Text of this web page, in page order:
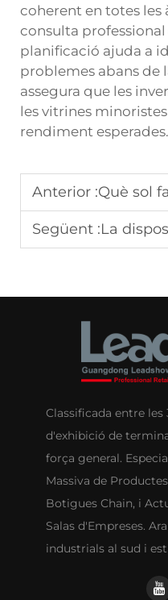
coherent en totes les
consulta professional
planificació ajuda a
problemes abans de
assegura que les
les vitrines
rendiment esperades.
Anterior :Què sol faltar en la
Següent :La disposició de les
Classificada entre
d'exhibició de
força general.
Massiva de
Botigues Chain, i
Salas d'Empreses.
industrials al sud i est